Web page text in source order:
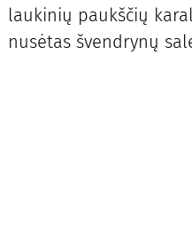
laukinių paukščių
nusėtas švendrynų